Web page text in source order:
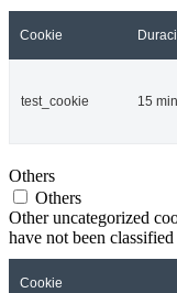
Cookie
test_cookie 15
Others
Others
Other uncategorized
have not been
Cookie